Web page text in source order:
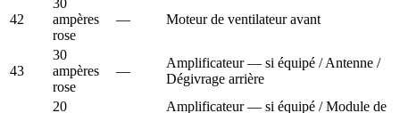
42
ampères
rose
— Moteur de ventilateur avant
43
30
ampères
rose
—
Amplificateur — si équipé / Antenne /
Dégivrage arrière
20
Amplificateur — si équipé / Module de